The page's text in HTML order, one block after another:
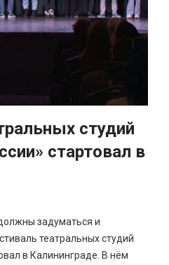
студий
стартовал в
задуматься и
театральных студий
в Калининграде. В нём